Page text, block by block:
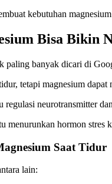
kebutuhan
Bisa Bikin
paling banyak dicari di
tetapi magnesium
regulasi neurotransmitter
menurunkan hormon
Saat Tidur
lain: